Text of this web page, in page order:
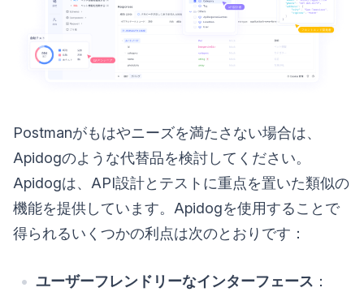
Postmanがもはやニーズを満たさない場合は、
Apidogのような代替品を検討してください。
Apidogは、API設計とテストに重点を置いた類似の
機能を提供しています。Apidogを使用することで
得られるいくつかの利点は次のとおりです：
ユーザーフレンドリーなインターフェース ：